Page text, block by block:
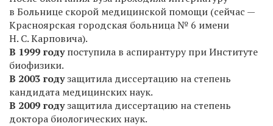
в Больнице скорой медицинской помощи (сейчас —
Красноярская городская больница № 6 имени
Н. С. Карповича).
В 1999 годупоступила в аспирантуру при Институте
биофизики.
В 2003 годузащитила диссертацию на степень
кандидата медицинских наук.
В 2009 годузащитила диссертацию на степень
доктора биологических наук.